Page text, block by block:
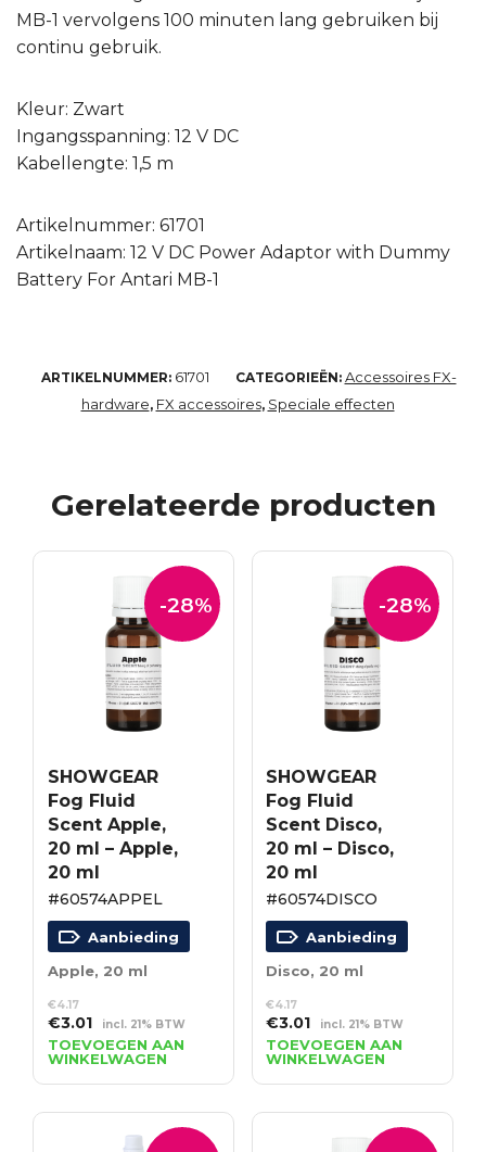
MB-1 vervolgens 100 minuten lang gebruiken bij
continu gebruik.
Kleur: Zwart
Ingangsspanning: 12 V DC
Kabellengte: 1,5 m
Artikelnummer: 61701
Artikelnaam: 12 V DC Power Adaptor with Dummy
Battery For Antari MB-1
ARTIKELNUMMER: 61701 CATEGORIEËN: Accessoires FX-
hardware, FX accessoires, Speciale effecten
Gerelateerde producten
-28%
SHOWGEAR
Fog Fluid
Scent Apple,
20 ml – Apple,
20 ml
#60574APPEL
Aanbieding
Apple, 20 ml
€4.17
Oorspronkelijke
prijs
was:
€4.17.
€3.01Huidige
prijs
is:
€3.01.
incl. 21% BTW
TOEVOEGEN AAN
WINKELWAGEN
-28%
SHOWGEAR
Fog Fluid
Scent Disco,
20 ml – Disco,
20 ml
#60574DISCO
Aanbieding
Disco, 20 ml
€4.17
Oorspronkelijke
prijs
was:
€4.17.
€3.01Huidige
prijs
is:
€3.01.
incl. 21% BTW
TOEVOEGEN AAN
WINKELWAGEN